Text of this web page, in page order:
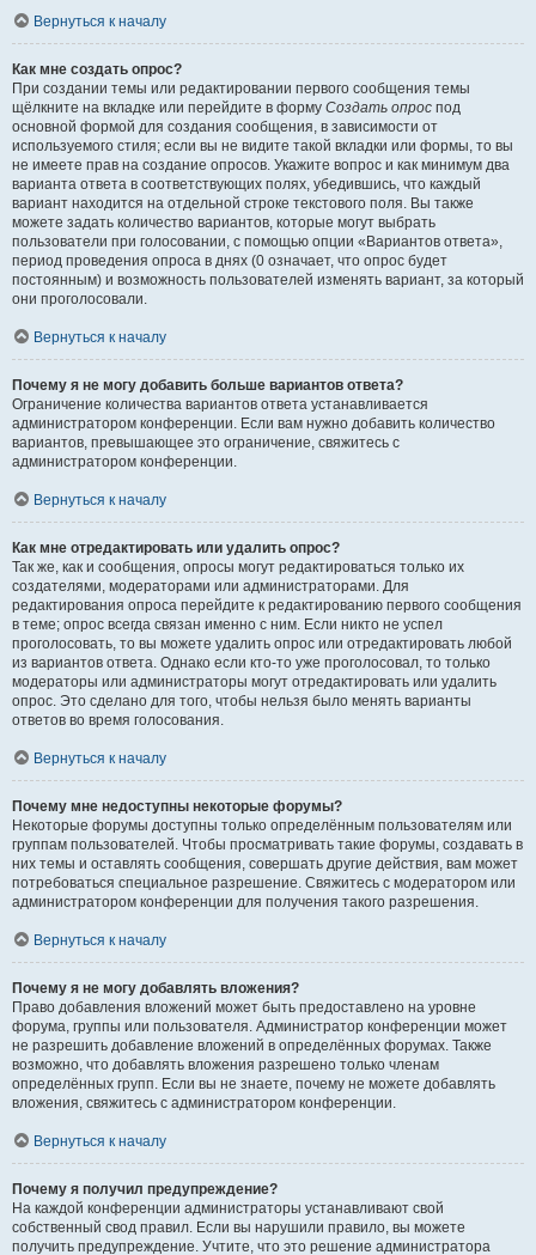
Вернуться к началу
Как мне создать опрос?
При создании темы или редактировании первого сообщения темы
щёлкните на вкладке или перейдите в форму Создать опрос под
основной формой для создания сообщения, в зависимости от
используемого стиля; если вы не видите такой вкладки или формы, то вы
не имеете прав на создание опросов. Укажите вопрос и как минимум два
варианта ответа в соответствующих полях, убедившись, что каждый
вариант находится на отдельной строке текстового поля. Вы также
можете задать количество вариантов, которые могут выбрать
пользователи при голосовании, с помощью опции «Вариантов ответа»,
период проведения опроса в днях (0 означает, что опрос будет
постоянным) и возможность пользователей изменять вариант, за который
они проголосовали.
Вернуться к началу
Почему я не могу добавить больше вариантов ответа?
Ограничение количества вариантов ответа устанавливается
администратором конференции. Если вам нужно добавить количество
вариантов, превышающее это ограничение, свяжитесь с
администратором конференции.
Вернуться к началу
Как мне отредактировать или удалить опрос?
Так же, как и сообщения, опросы могут редактироваться только их
создателями, модераторами или администраторами. Для
редактирования опроса перейдите к редактированию первого сообщения
в теме; опрос всегда связан именно с ним. Если никто не успел
проголосовать, то вы можете удалить опрос или отредактировать любой
из вариантов ответа. Однако если кто-то уже проголосовал, то только
модераторы или администраторы могут отредактировать или удалить
опрос. Это сделано для того, чтобы нельзя было менять варианты
ответов во время голосования.
Вернуться к началу
Почему мне недоступны некоторые форумы?
Некоторые форумы доступны только определённым пользователям или
группам пользователей. Чтобы просматривать такие форумы, создавать в
них темы и оставлять сообщения, совершать другие действия, вам может
потребоваться специальное разрешение. Свяжитесь с модератором или
администратором конференции для получения такого разрешения.
Вернуться к началу
Почему я не могу добавлять вложения?
Право добавления вложений может быть предоставлено на уровне
форума, группы или пользователя. Администратор конференции может
не разрешить добавление вложений в определённых форумах. Также
возможно, что добавлять вложения разрешено только членам
определённых групп. Если вы не знаете, почему не можете добавлять
вложения, свяжитесь с администратором конференции.
Вернуться к началу
Почему я получил предупреждение?
На каждой конференции администраторы устанавливают свой
собственный свод правил. Если вы нарушили правило, вы можете
получить предупреждение. Учтите, что это решение администратора